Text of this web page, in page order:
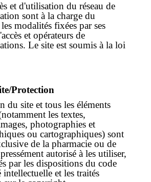
et d'utilisation du réseau de
sont à la charge du
modalités fixées par ses
et opérateurs de
Le site est soumis à la loi
Protection
du site et tous les éléments
les textes,
photographies et
ou cartographiques) sont
de la pharmacie ou de
autorisé à les utiliser,
par les dispositions du code
et les traités